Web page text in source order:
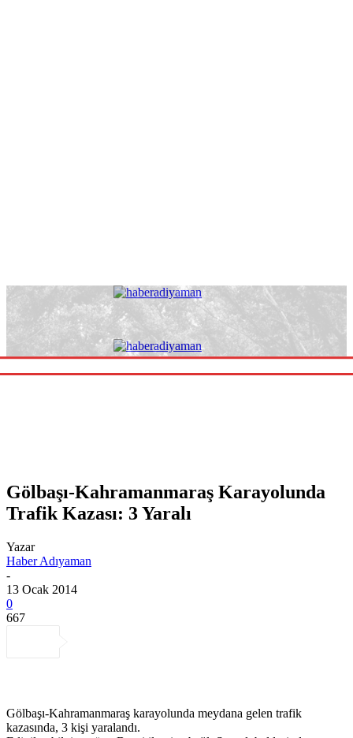
Gölbaşı-Kahramanmaraş Karayolunda
Trafik Kazası: 3 Yaralı
Yazar
Haber Adıyaman
-
13 Ocak 2014
0
667
Gölbaşı-Kahramanmaraş karayolunda meydana gelen trafik
kazasında, 3 kişi yaralandı.